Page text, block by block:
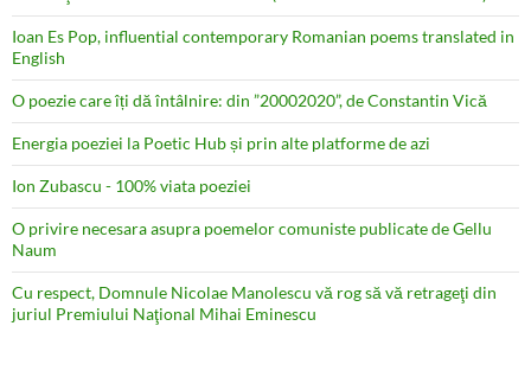
Ioan Es Pop, influential contemporary Romanian poems translated in
English
O poezie care îți dă întâlnire: din ”20002020”, de Constantin Vică
Energia poeziei la Poetic Hub și prin alte platforme de azi
Ion Zubascu - 100% viata poeziei
O privire necesara asupra poemelor comuniste publicate de Gellu
Naum
Cu respect, Domnule Nicolae Manolescu vă rog să vă retrageţi din
juriul Premiului Naţional Mihai Eminescu